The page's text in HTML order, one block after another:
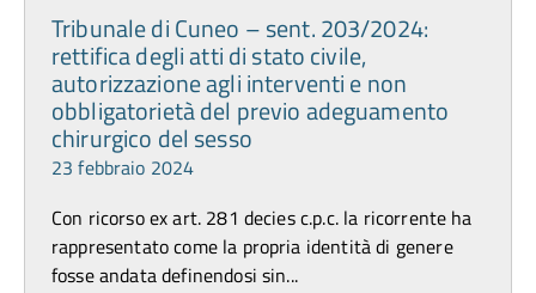
Tribunale di Cuneo – sent. 203/2024:
rettifica degli atti di stato civile,
autorizzazione agli interventi e non
obbligatorietà del previo adeguamento
chirurgico del sesso
23 febbraio 2024
Con ricorso ex art. 281 decies c.p.c. la ricorrente ha
rappresentato come la propria identità di genere
fosse andata definendosi sin...